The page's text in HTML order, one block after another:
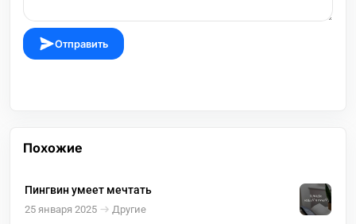
Отправить
Похожие
Пингвин умеет мечтать
25 января 2025 Другие